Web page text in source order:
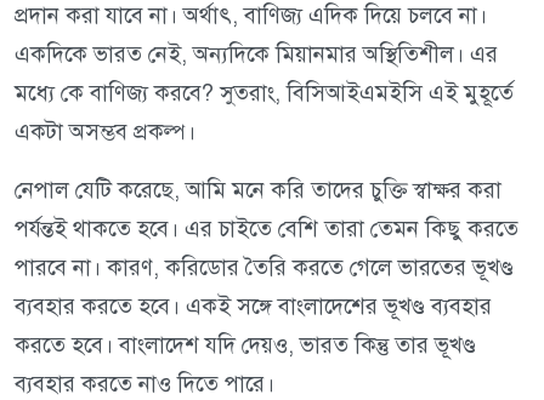
প্রদান করা যাবে না। অর্থাৎ, বাণিজ্য এদিক দিয়ে চলবে না।
একদিকে ভারত নেই, অন্যদিকে মিয়ানমার অস্থিতিশীল। এর
মধ্যে কে বাণিজ্য করবে? সুতরাং, বিসিআইএমইসি এই মুহূর্তে
একটা অসম্ভব প্রকল্প।
নেপাল যেটি করেছে, আমি মনে করি তাদের চুক্তি স্বাক্ষর করা
পর্যন্তই থাকতে হবে। এর চাইতে বেশি তারা তেমন কিছু করতে
পারবে না। কারণ, করিডোর তৈরি করতে গেলে ভারতের ভূখণ্ড
ব্যবহার করতে হবে। একই সঙ্গে বাংলাদেশের ভূখণ্ড ব্যবহার
করতে হবে। বাংলাদেশ যদি দেয়ও, ভারত কিন্তু তার ভূখণ্ড
ব্যবহার করতে নাও দিতে পারে।